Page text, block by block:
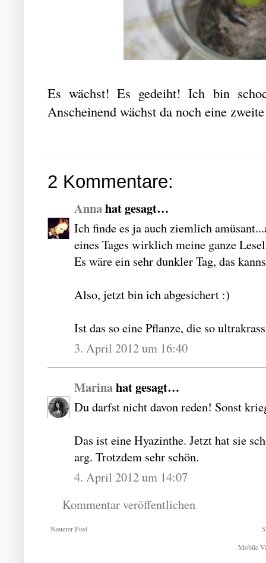
Es wächst! Es gedeiht! Ich bin
Anscheinend wächst da noch eine
2 Kommentare:
Annahat gesagt…
Ich finde es ja auch ziemlich
eines Tages wirklich meine ganze
Es wäre ein sehr dunkler Tag, das
Also, jetzt bin ich abgesichert :)
Ist das so eine Pflanze, die so
3. April 2012 um 16:40
Marinahat gesagt…
Du darfst nicht davon reden! Sonst
Das ist eine Hyazinthe. Jetzt hat sie
arg. Trotzdem sehr schön.
4. April 2012 um 14:07
Kommentar veröffentlichen
Neuerer Post
Mobile